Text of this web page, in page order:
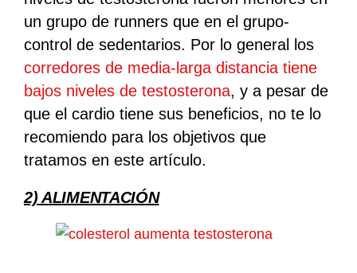
un grupo de runners que en el grupo-
control de sedentarios. Por lo general los
corredores de media-larga distancia tiene
bajos niveles de testosterona, y a pesar de
que el cardio tiene sus beneficios, no te lo
recomiendo para los objetivos que
tratamos en este artículo.
2) ALIMENTACIÓN